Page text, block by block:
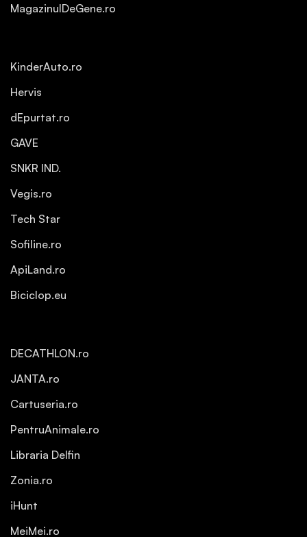
MagazinulDeGene.ro
KinderAuto.ro
Hervis
dEpurtat.ro
GAVE
SNKR IND.
Vegis.ro
Tech Star
Sofiline.ro
ApiLand.ro
Biciclop.eu
DECATHLON.ro
JANTA.ro
Cartuseria.ro
PentruAnimale.ro
Libraria Delfin
Zonia.ro
iHunt
MeiMei.ro